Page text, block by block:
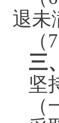
退未
三
坚